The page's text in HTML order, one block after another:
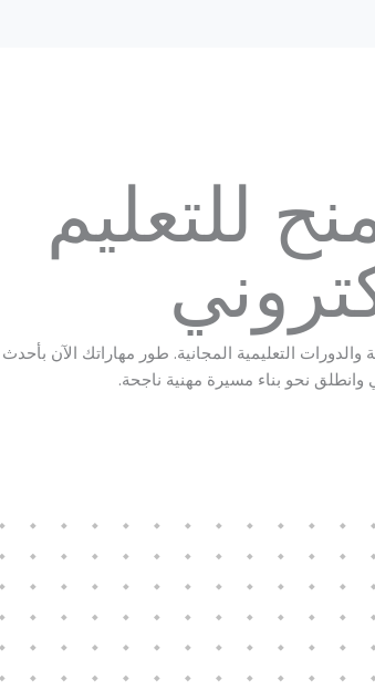
للتعليم
التعليمية المجانية. طور مهاراتك الآن بأحدث
وانطلق نحو بناء مسيرة مهنية ناجحة.